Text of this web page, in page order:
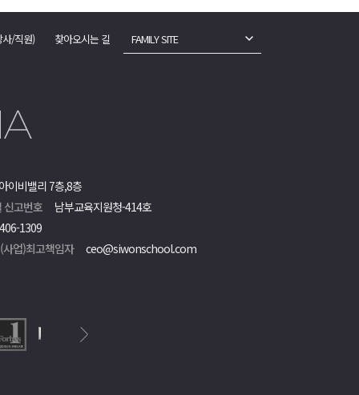
/직원) 찾아오시는 길 FAMILY SITE
이비밸리 7층,8층
신고번호
남부교육지원청-414호
1309
업)최고책임자
ceo@siwonschool.com